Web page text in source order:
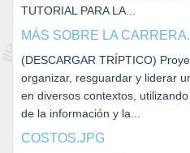
TUTORIAL PARA LA...
MÁS SOBRE LA
(DESCARGAR TRÍPTICO)
organizar, resguardar y liderar
en diversos contextos,
de la información y la...
COSTOS.JPG